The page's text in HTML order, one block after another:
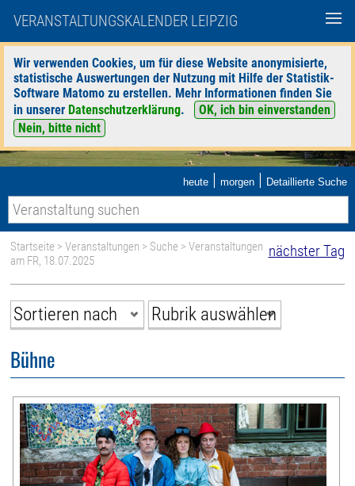
VERANSTALTUNGSKALENDER LEIPZIG
Wir verwenden Cookies, um für diese Website anonymisierte,
statistische Auswertungen der Nutzung mit Hilfe der Statistik-
Software Matomo zu erstellen. Mehr Informationen finden Sie
in unserer Datenschutzerklärung.
OK, ich bin einverstanden
Nein, bitte nicht
heute | morgen | Detaillierte Suche
nächster Tag
Startseite >Veranstaltungen > Suche > Veranstaltungen
am FR, 18.07.2025
Bühne